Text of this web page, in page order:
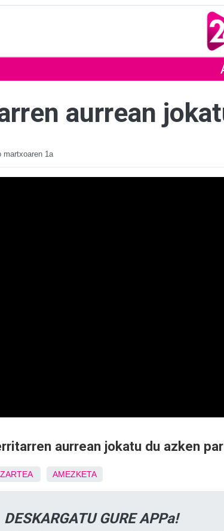
aurrean
martxoaren 1a
aurrean jokatu du azken
AMEZKETA
DESKARGATU GURE APPa!